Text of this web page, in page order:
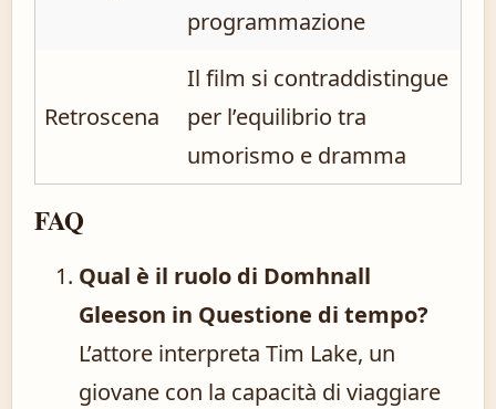
programmazione
Retroscena
Il film si contraddistingue
per l’equilibrio tra
umorismo e dramma
FAQ
Qual è il ruolo di Domhnall
Gleeson in Questione di tempo?
L’attore interpreta Tim Lake, un
giovane con la capacità di viaggiare